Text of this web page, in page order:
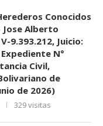
Conocidos
Jose Alberto
V-9.393.212, Juicio:
N°
Civil,
de
de 2026)
329 visitas